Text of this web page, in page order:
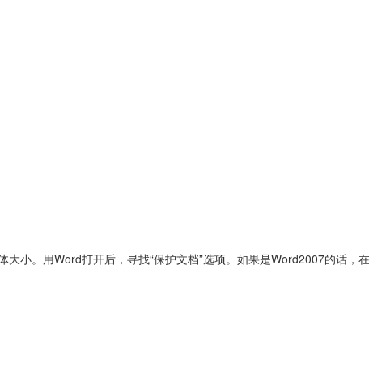
小。用Word打开后，寻找“保护文档”选项。如果是Word2007的话，